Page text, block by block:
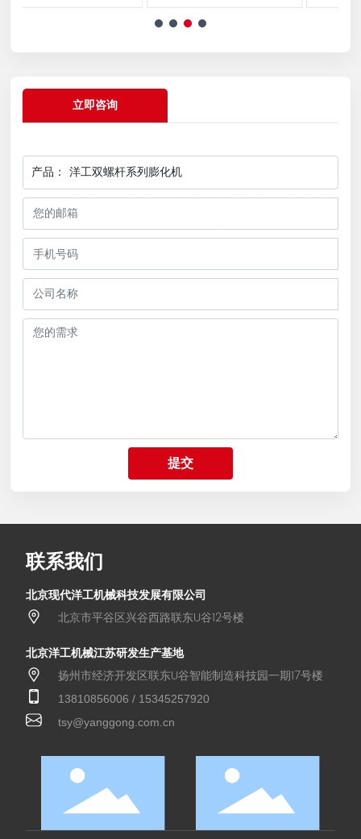
机
立即咨询
产品： 洋工双螺杆系列膨化机
提交
联系我们
北京现代洋工机械科技发展有限公司
北京市平谷区兴谷西路联东U谷12号楼
北京洋工机械江苏研发生产基地
扬州市经济开发区联东U谷智能制造科技园一期17号楼
13810856006 / 15345257920
tsy@yanggong.com.cn